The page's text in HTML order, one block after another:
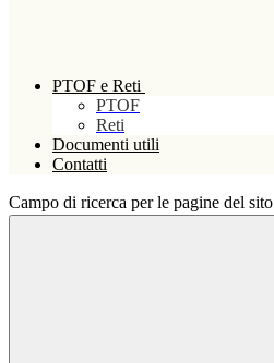
PTOF e Reti
PTOF
Reti
Documenti utili
Contatti
Campo di ricerca per le pagine del sito